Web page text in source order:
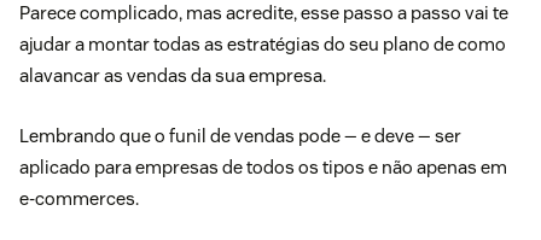
Parece complicado, mas acredite, esse passo a passo vai te
ajudar a montar todas as estratégias do seu plano de como
alavancar as vendas da sua empresa.
Lembrando que o funil de vendas pode — e deve — ser
aplicado para empresas de todos os tipos e não apenas em
e-commerces.